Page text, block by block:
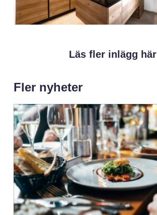
Läs fler inlägg här
Fler nyheter